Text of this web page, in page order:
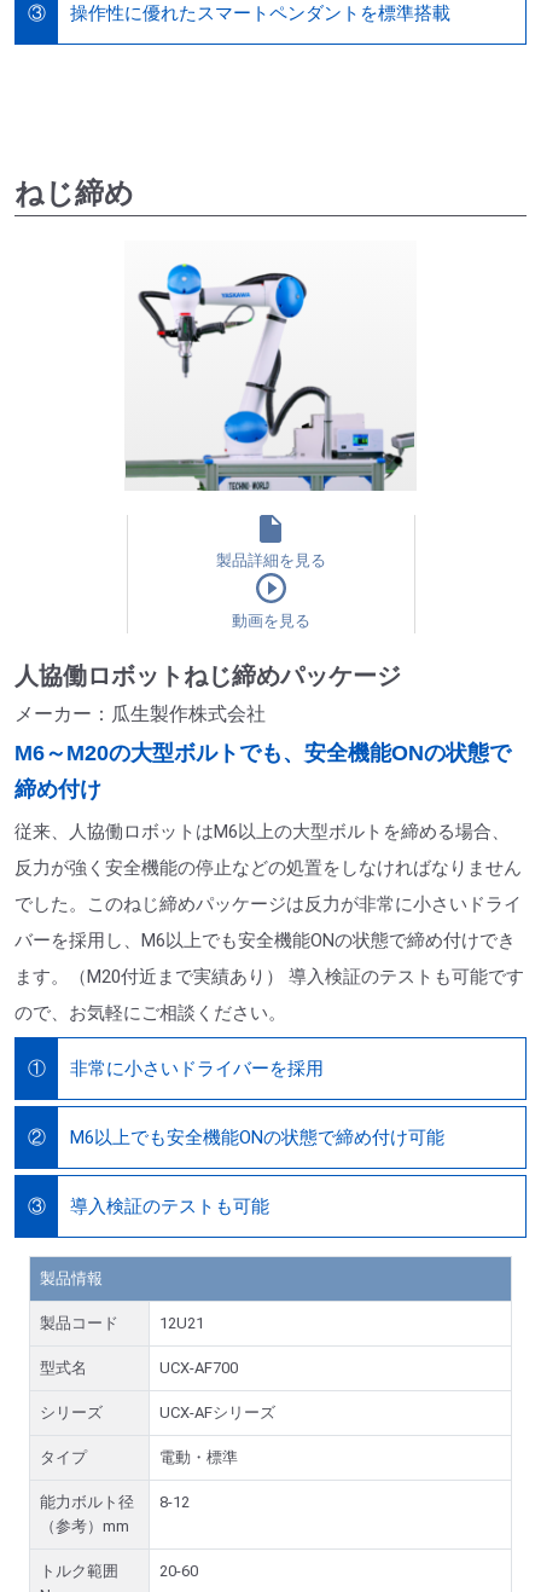
③ 操作性に優れたスマートペンダントを標準搭載
ねじ締め
製品詳細を見る
動画を見る
人協働ロボットねじ締めパッケージ
メーカー：瓜生製作株式会社
M6～M20の大型ボルトでも、安全機能ONの状態で
締め付け
従来、人協働ロボットはM6以上の大型ボルトを締める場合、
反力が強く安全機能の停止などの処置をしなければなりません
でした。このねじ締めパッケージは反力が非常に小さいドライ
バーを採用し、M6以上でも安全機能ONの状態で締め付けでき
ます。（M20付近まで実績あり） 導入検証のテストも可能です
ので、お気軽にご相談ください。
① 非常に小さいドライバーを採用
② M6以上でも安全機能ONの状態で締め付け可能
③ 導入検証のテストも可能
製品情報
製品コード 12U21
型式名 UCX-AF700
シリーズ UCX-AFシリーズ
タイプ 電動・標準
能力ボルト径
（参考）mm
8-12
トルク範囲
20-60